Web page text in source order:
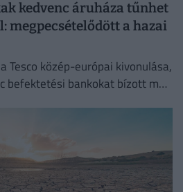
kedvenc áruháza tűnhet
megpecsételődött a hazai
Tesco közép-európai kivonulása,
befektetési bankokat bízott meg